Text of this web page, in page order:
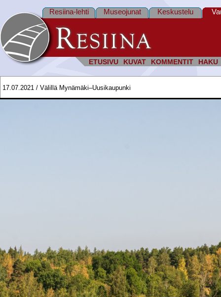
ETUSIVU KUVAT KOMMENTIT HAKU
Resiina-lehti Museojunat Keskustelu
17.07.2021 / Välillä Mynämäki–Uusikaupunki